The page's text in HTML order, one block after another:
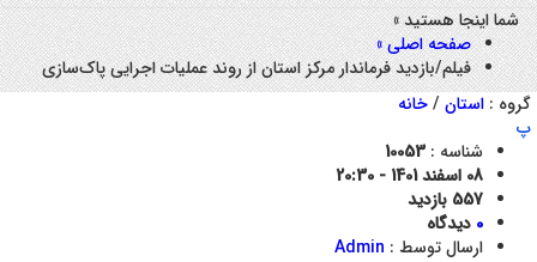
شما اینجا هستید »
صفحه اصلی »
فیلم/بازدید فرماندار مرکز استان از روند عملیات اجرایی پاک‌سازی
گروه : استان /خانه
پ
شناسه : 10053
08 اسفند 1401 - 20:30
557 بازدید
0 دیدگاه
ارسال توسط : Admin